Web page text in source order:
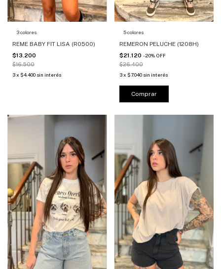
3 colores
REME BABY FIT LISA (R0500)
$13.200
$16.500
3x $4.400 sin interés
5 colores
REMERON PELUCHE (1208H)
$21.120 -20% OFF
$26.400
3 x $7.040 sin interés
Comprar